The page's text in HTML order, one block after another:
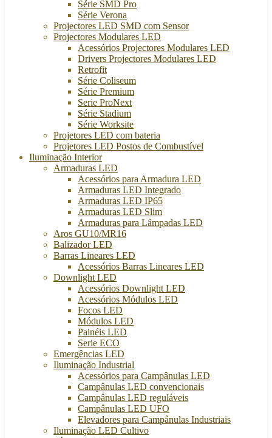
Série SMD Pro
Série Verona
Projectores LED SMD com Sensor
Projectores Modulares LED
Acessórios Projectores Modulares LED
Drivers Projectores Modulares LED
Retrofit
Série Coliseum
Série Premium
Serie ProNext
Série Stadium
Série Worksite
Projetores LED com bateria
Projetores LED Postos de Combustível
Iluminação Interior
Armaduras LED
Acessórios para Armadura LED
Armaduras LED Integrado
Armaduras LED IP65
Armaduras LED Slim
Armaduras para Lâmpadas LED
Aros GU10/MR16
Balizador LED
Barras Lineares LED
Acessórios Barras Lineares LED
Downlight LED
Acessórios Downlight LED
Acessórios Módulos LED
Focos LED
Módulos LED
Painéis LED
Serie ECO
Emergências LED
Iluminação Industrial
Acessórios para Campânulas LED
Campânulas LED convencionais
Campânulas LED reguláveis
Campânulas LED UFO
Elevadores para Campânulas Industriais
Iluminação LED Cultivo